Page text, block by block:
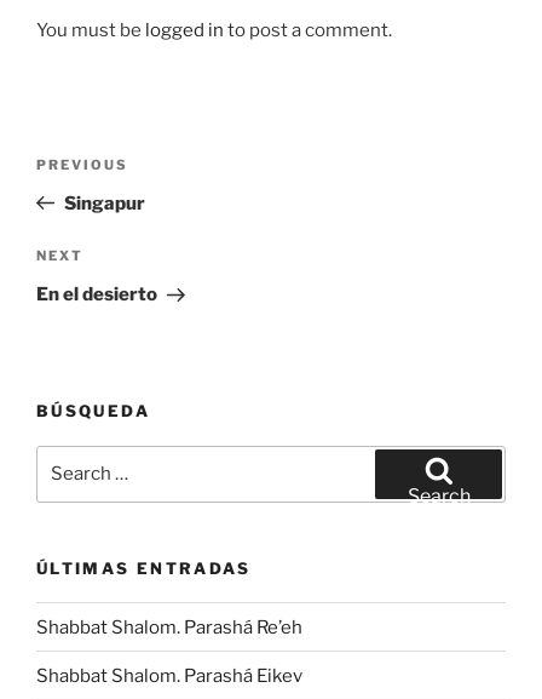
You must be logged in to post a comment.
Previous
Post
PREVIOUS
Singapur
Next
Post
NEXT
En el desierto
BÚSQUEDA
Search
ÚLTIMAS ENTRADAS
Shabbat Shalom. Parashá Re’eh
Shabbat Shalom. Parashá Eikev